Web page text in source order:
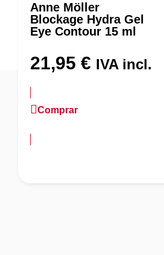
Anne Möller
Blockage Hydra Gel
Eye Contour 15 ml
21,95 € IVA incl.
Comprar